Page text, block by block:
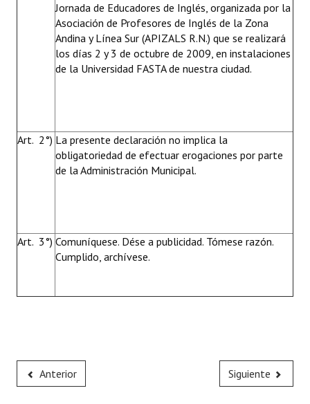
Jornada de Educadores de Inglés, organizada por la
Asociación de Profesores de Inglés de la Zona
Andina y Línea Sur (APIZALS R.N.) que se realizará
los días 2 y 3 de octubre de 2009, en instalaciones
de la Universidad FASTA de nuestra ciudad.
Art. 2°) La presente declaración no implica la
obligatoriedad de efectuar erogaciones por parte
de la Administración Municipal.
Art. 3°) Comuníquese. Dése a publicidad. Tómese razón.
Cumplido, archívese.
Anterior Siguiente